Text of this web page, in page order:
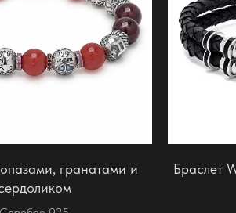
гранатами и
Браслет